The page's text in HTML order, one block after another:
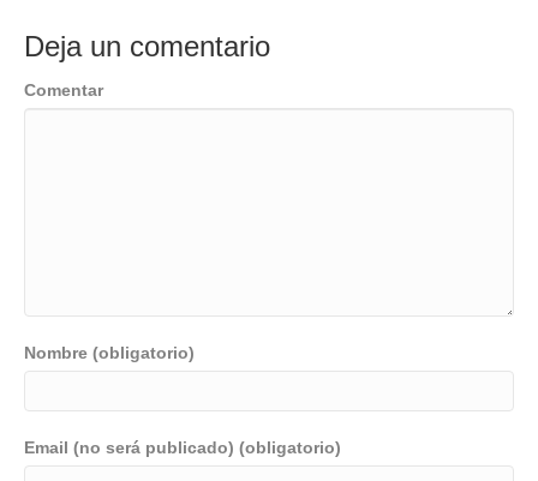
Deja un comentario
Comentar
Nombre (obligatorio)
Email (no será publicado) (obligatorio)